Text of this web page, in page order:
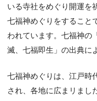
いる寺社をめぐり開運を
七福神めぐりをすること
われています。七福神の
滅、七福即生」の出典に
七福神めぐりは、江戸時
され、各地に広まリまし